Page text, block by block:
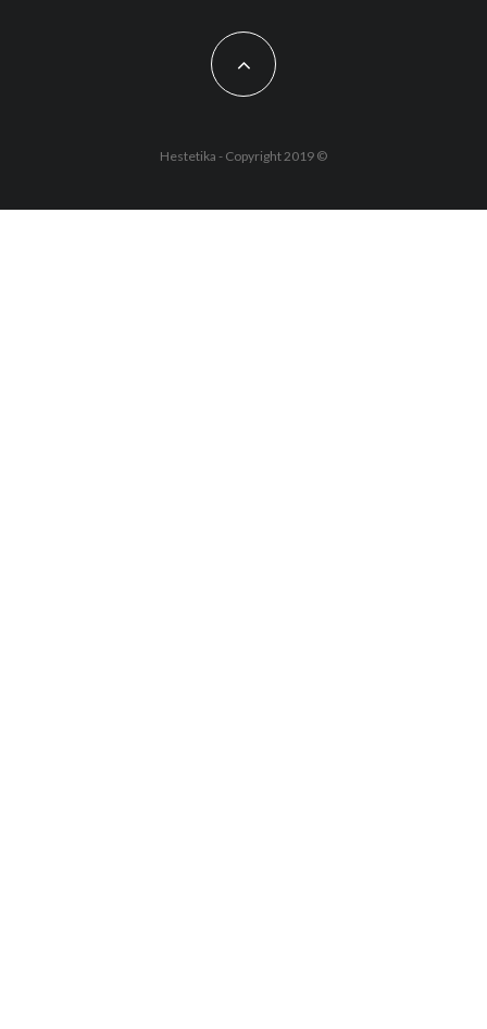
Hestetika - Copyright 2019 ©